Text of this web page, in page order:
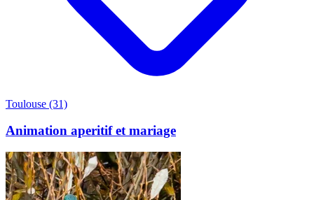
Toulouse (31)
Animation aperitif et mariage